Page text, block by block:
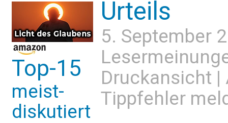
Top-15
meist-
diskutiert
Urteils
5. September
Druckansicht |
Tippfehler